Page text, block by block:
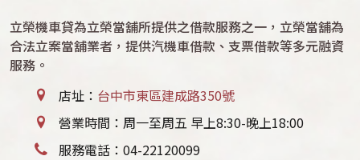
立榮機車貸為立榮當舖所提供之借款服務之一，立榮當舖為
合法立案當舖業者，提供汽機車借款、支票借款等多元融資
服務。
店址： 台中市東區建成路350號
營業時間：周一至周五 早上8:30-晚上18:00
服務電話：04-22120099